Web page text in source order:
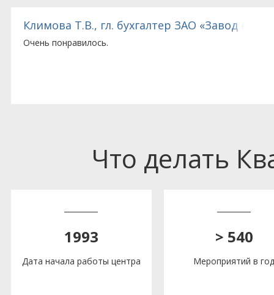
Климова Т.В., гл. бухгалтер ЗАО «Завод
Очень понравилось.
Что делать
1993
Дата начала работы центра
> 540
Мероприятий в год